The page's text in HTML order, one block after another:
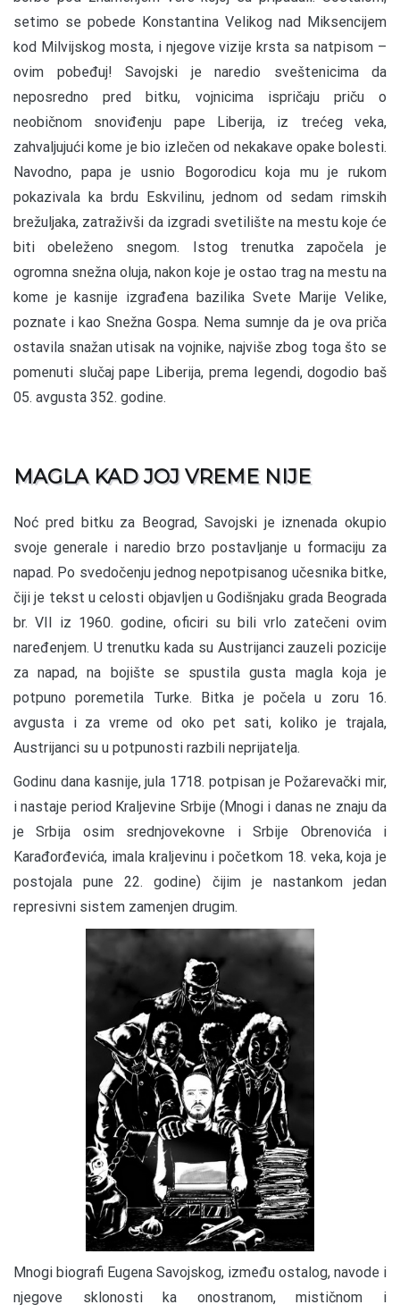
setimo se pobede Konstantina Velikog nad Miksencijem
kod Milvijskog mosta, i njegove vizije krsta sa natpisom –
ovim pobeđuj! Savojski je naredio sveštenicima da
neposredno pred bitku, vojnicima ispričaju priču o
neobičnom snoviđenju pape Liberija, iz trećeg veka,
zahvaljujući kome je bio izlečen od nekakave opake bolesti.
Navodno, papa je usnio Bogorodicu koja mu je rukom
pokazivala ka brdu Eskvilinu, jednom od sedam rimskih
brežuljaka, zatraživši da izgradi svetilište na mestu koje će
biti obeleženo snegom. Istog trenutka započela je
ogromna snežna oluja, nakon koje je ostao trag na mestu na
kome je kasnije izgrađena bazilika Svete Marije Velike,
poznate i kao Snežna Gospa. Nema sumnje da je ova priča
ostavila snažan utisak na vojnike, najviše zbog toga što se
pomenuti slučaj pape Liberija, prema legendi, dogodio baš
05. avgusta 352. godine.
MAGLA KAD JOJ VREME NIJE
Noć pred bitku za Beograd, Savojski je iznenada okupio
svoje generale i naredio brzo postavljanje u formaciju za
napad. Po svedočenju jednog nepotpisanog učesnika bitke,
čiji je tekst u celosti objavljen u Godišnjaku grada Beograda
br. VII iz 1960. godine, oficiri su bili vrlo zatečeni ovim
naređenjem. U trenutku kada su Austrijanci zauzeli pozicije
za napad, na bojište se spustila gusta magla koja je
potpuno poremetila Turke. Bitka je počela u zoru 16.
avgusta i za vreme od oko pet sati, koliko je trajala,
Austrijanci su u potpunosti razbili neprijatelja.
Godinu dana kasnije, jula 1718. potpisan je Požarevački mir,
i nastaje period Kraljevine Srbije (Mnogi i danas ne znaju da
je Srbija osim srednjovekovne i Srbije Obrenovića i
Karađorđevića, imala kraljevinu i početkom 18. veka, koja je
postojala pune 22. godine) čijim je nastankom jedan
represivni sistem zamenjen drugim.
Mnogi biografi Eugena Savojskog, između ostalog, navode i
njegove sklonosti ka onostranom, mističnom i